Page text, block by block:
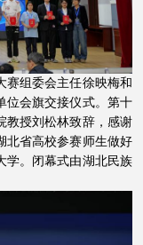
赛组委会主任徐映梅和
位会旗交接仪式。第十
教授刘松林致辞，感谢
北省高校参赛师生做好
学。闭幕式由湖北民族